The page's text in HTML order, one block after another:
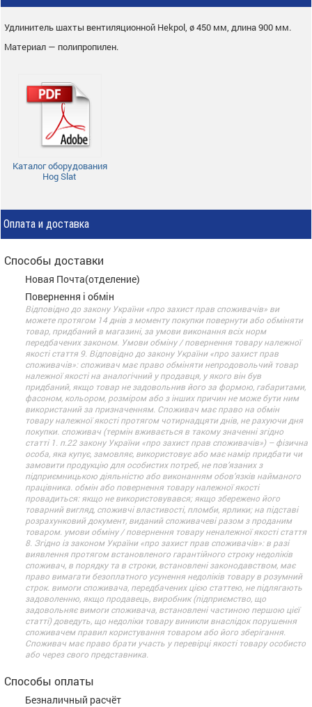
Удлинитель шахты вентиляционной Hekpol, ø 450 мм, длина 900 мм.
Материал — полипропилен.
Каталог оборудования
Hog Slat
Оплата и доставка
Способы доставки
Новая Почта(отделение)
Повернення і обмін
Відповідно до закону України «про захист прав споживачів» ви
можете протягом 14 днів з моменту покупки повернути або обміняти
товар, придбаний в магазині, за умови виконання всіх норм
передбачених законом. Умови обміну / повернення товару належної
якості стаття 9. Відповідно до закону України «про захист прав
споживачів»: споживач має право обміняти непродовольчий товар
належної якості на аналогічний у продавця, у якого він був
придбаний, якщо товар не задовольнив його за формою, габаритами,
фасоном, кольором, розміром або з інших причин не може бути ним
використаний за призначенням. Споживач має право на обмін
товару належної якості протягом чотирнадцяти днів, не рахуючи дня
покупки. споживач (термін вживається в такому значенні згідно
статті 1. п.22 закону України «про захист прав споживачів») – фізична
особа, яка купує, замовляє, використовує або має намір придбати чи
замовити продукцію для особистих потреб, не пов’язаних з
підприємницькою діяльністю або виконанням обов’язків найманого
працівника. обмін або повернення товару належної якості
провадиться: якщо не використовувався; якщо збережено його
товарний вигляд, споживчі властивості, пломби, ярлики; на підставі
розрахунковий документ, виданий споживачеві разом з проданим
товаром. умови обміну / повернення товару неналежної якості стаття
8. Згідно із законом України «про захист прав споживачів»: в разі
виявлення протягом встановленого гарантійного строку недоліків
споживач, в порядку та в строки, встановлені законодавством, має
право вимагати безоплатного усунення недоліків товару в розумний
строк. вимоги споживача, передбачених цією статтею, не підлягають
задоволенню, якщо продавець, виробник (підприємство, що
задовольняє вимоги споживача, встановлені частиною першою цієї
статті) доведуть, що недоліки товару виникли внаслідок порушення
споживачем правил користування товаром або його зберігання.
Споживач має право брати участь у перевірці якості товару особисто
або через свого представника.
Способы оплаты
Безналичный расчёт